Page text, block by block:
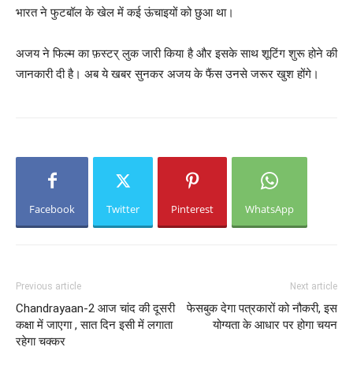
भारत ने फुटबॉल के खेल में कई ऊंचाइयों को छुआ था।
अजय ने फिल्म का फ़स्टर् लुक जारी किया है और इसके साथ शूटिंग शुरू होने की
जानकारी दी है। अब ये खबर सुनकर अजय के फैंस उनसे जरूर खुश होंगे।
Facebook Twitter Pinterest WhatsApp
Previous article
Chandrayaan-2 आज चांद की दूसरी
कक्षा में जाएगा , सात दिन इसी में लगाता
रहेगा चक्कर
Next article
फेसबुक देगा पत्रकारों को नौकरी, इस
योग्यता के आधार पर होगा चयन